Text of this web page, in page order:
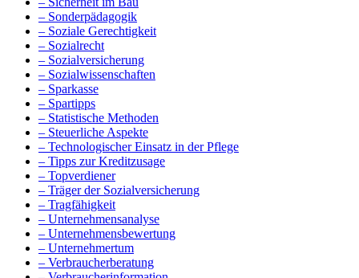
– Sonderpädagogik
– Soziale Gerechtigkeit
– Sozialrecht
– Sozialversicherung
– Sozialwissenschaften
– Sparkasse
– Spartipps
– Statistische Methoden
– Steuerliche Aspekte
– Technologischer Einsatz in der Pflege
– Tipps zur Kreditzusage
– Topverdiener
– Träger der Sozialversicherung
– Tragfähigkeit
– Unternehmensanalyse
– Unternehmensbewertung
– Unternehmertum
– Verbraucherberatung